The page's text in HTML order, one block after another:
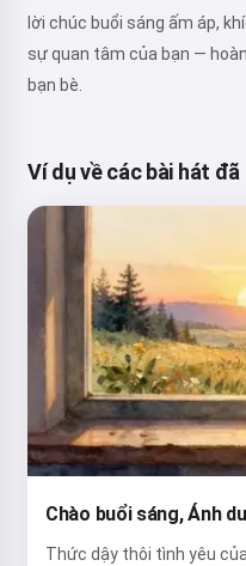
lời chúc buổi sáng ấm áp,
sự quan tâm của bạn —
bạn bè.
Ví dụ về các bài hát
Chào buổi sáng, Ánh
Thức dậy thôi tình yêu